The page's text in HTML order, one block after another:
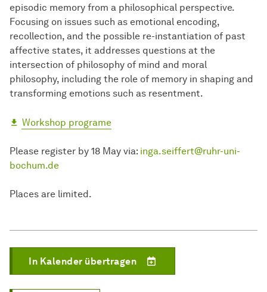
episodic memory from a philosophical perspective.
Focusing on issues such as emotional encoding,
recollection, and the possible re-instantiation of past
affective states, it addresses questions at the
intersection of philosophy of mind and moral
philosophy, including the role of memory in shaping and
transforming emotions such as resentment.
Workshop programe
Please register by 18 May via: inga.seiffert@ruhr-uni-
bochum.de
Places are limited.
In Kalender übertragen